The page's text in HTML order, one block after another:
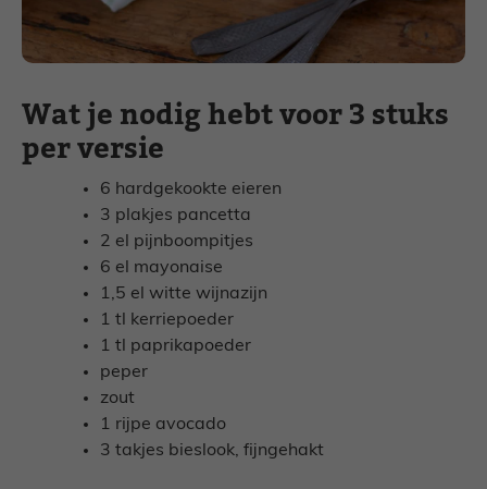
Wat je nodig hebt voor 3 stuks
per versie
6 hardgekookte eieren
3 plakjes pancetta
2 el pijnboompitjes
6 el mayonaise
1,5 el witte wijnazijn
1 tl kerriepoeder
1 tl paprikapoeder
peper
zout
1 rijpe avocado
3 takjes bieslook, fijngehakt